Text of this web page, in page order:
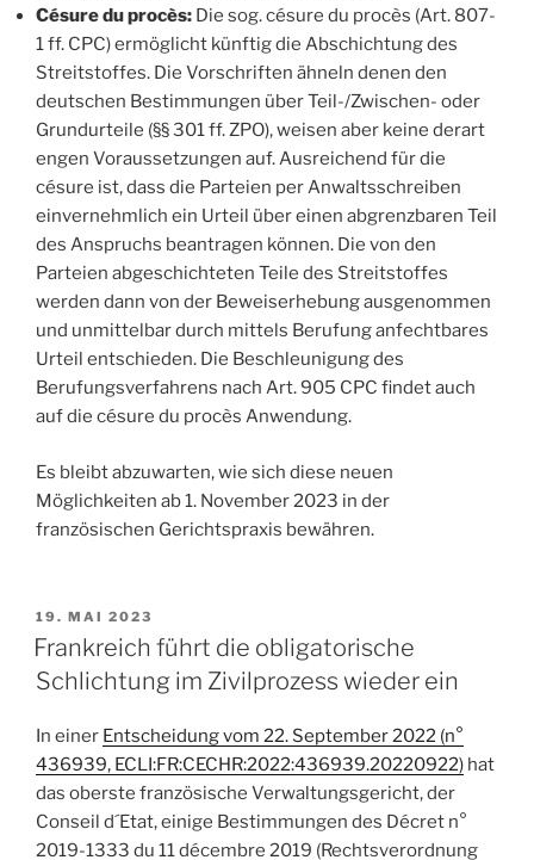
Césuredu procès: Die sog. césure du procès (Art. 807-
1 ff. CPC) ermöglicht künftig die Abschichtung des
Streitstoffes. Die Vorschriften ähneln denen den
deutschen Bestimmungen über Teil-/Zwischen- oder
Grundurteile (§§ 301 ff. ZPO), weisen aber keine derart
engen Voraussetzungen auf. Ausreichend für die
césure ist, dass die Parteien per Anwaltsschreiben
einvernehmlich ein Urteil über einen abgrenzbaren Teil
des Anspruchs beantragen können. Die von den
Parteien abgeschichteten Teile des Streitstoffes
werden dann von der Beweiserhebung ausgenommen
und unmittelbar durch mittels Berufung anfechtbares
Urteil entschieden. Die Beschleunigung des
Berufungsverfahrens nach Art. 905 CPC findet auch
auf die césure du procès Anwendung.
Es bleibt abzuwarten, wie sich diese neuen
Möglichkeiten ab 1. November 2023 in der
französischen Gerichtspraxis bewähren.
VERÖFFENTLICHT
AM
19. MAI 2023
Frankreich führt die obligatorische
Schlichtung im Zivilprozess wieder ein
In einer Entscheidung vom 22. September 2022 (n°
436939, ECLI:FR:CECHR:2022:436939.20220922) hat
das oberste französische Verwaltungsgericht, der
Conseil d´Etat, einige Bestimmungen des Décret n°
2019-1333 du 11 décembre 2019 (Rechtsverordnung